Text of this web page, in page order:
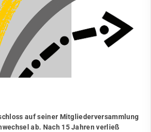
auf seiner Mitgliederversammlung
ab. Nach 15 Jahren verließ